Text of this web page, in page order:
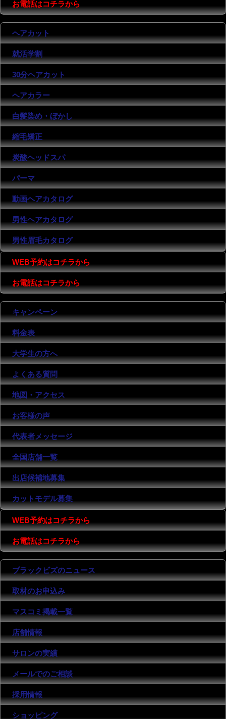
お電話はコチラから
ヘアカット
就活学割
30分ヘアカット
ヘアカラー
白髪染め・ぼかし
縮毛矯正
炭酸ヘッドスパ
パーマ
動画ヘアカタログ
男性ヘアカタログ
男性眉毛カタログ
WEB予約はコチラから
お電話はコチラから
キャンペーン
料金表
大学生の方へ
よくある質問
地図・アクセス
お客様の声
代表者メッセージ
全国店舗一覧
出店候補地募集
カットモデル募集
WEB予約はコチラから
お電話はコチラから
ブラックビズのニュース
取材のお申込み
マスコミ掲載一覧
店舗情報
サロンの実績
メールでのご相談
採用情報
ショッピング